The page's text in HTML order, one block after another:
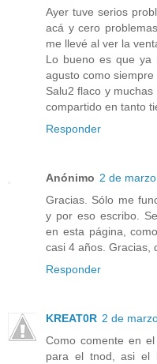
Ayer tuve serios
acá y cero
me llevé al ver la
Lo bueno es que ya
agusto como siempre
Salu2 flaco y
compartido en tanto
Responder
Anónimo 2 de
Gracias. Sólo me
y por eso escribo.
en esta página,
casi 4 años. Gracias,
Responder
KREAT0R 2 de
Como comente en
para el tnod, asi el